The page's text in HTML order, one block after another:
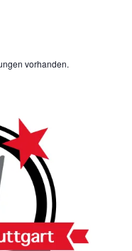
vorhanden.